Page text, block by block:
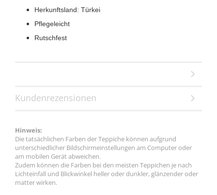
Herkunftsland: Türkei
Pflegeleicht
Rutschfest
Kundenrezensionen
Hinweis:
Die tatsächlichen Farben der Teppiche können aufgrund
unterschiedlicher Bildschirmeinstellungen am Computer oder
am mobilen Gerät abweichen.
Zudem können die Farben bei den meisten Teppichen je nach
Lichteinfall und Blickwinkel heller oder dunkler, glänzender oder
matter wirken.